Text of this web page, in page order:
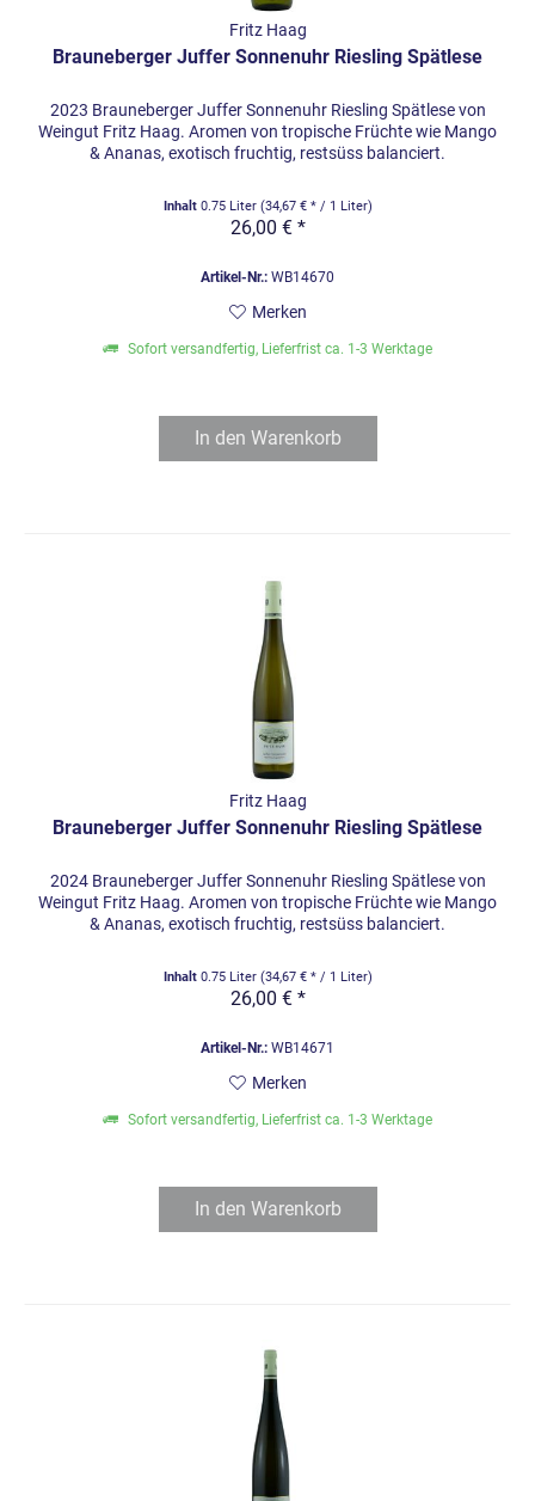
Fritz Haag
Brauneberger Juffer Sonnenuhr Riesling Spätlese
2023 Brauneberger Juffer Sonnenuhr Riesling Spätlese von
Weingut Fritz Haag. Aromen von tropische Früchte wie Mango
& Ananas, exotisch fruchtig, restsüss balanciert.
Inhalt 0.75 Liter (34,67 € * / 1 Liter)
26,00 € *
Artikel-Nr.: WB14670
Merken
Sofort versandfertig, Lieferfrist ca. 1-3 Werktage
In den Warenkorb
Fritz Haag
Brauneberger Juffer Sonnenuhr Riesling Spätlese
2024 Brauneberger Juffer Sonnenuhr Riesling Spätlese von
Weingut Fritz Haag. Aromen von tropische Früchte wie Mango
& Ananas, exotisch fruchtig, restsüss balanciert.
Inhalt 0.75 Liter (34,67 € * / 1 Liter)
26,00 € *
Artikel-Nr.: WB14671
Merken
Sofort versandfertig, Lieferfrist ca. 1-3 Werktage
In den Warenkorb